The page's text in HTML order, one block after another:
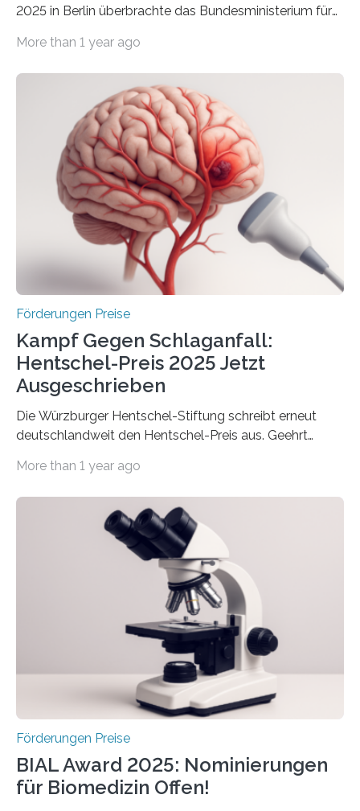
2025 in Berlin überbrachte das Bundesministerium für
Überplanmäßige Verpflichtungsermächtigungen in
Woche vom Haushaltsausschuss freigegeben – unter
anderem zur Unterstützung der
Industrieforschungsprogramme Industrielle
Gemeinschaftsforschung (IGF), Zentrales
Innovationsprogramm Mittelstand (ZIM) und
Innovationskompetenz INNO-KOM. Auf dem
Innovationstag Mittelstand 2025 am 5. Juni 2025 in
Berlin überbrachte das Bundesministerium für
Wirtschaft und Energie eine gute Nachricht:
Überplanmäßige Verpflichtungsermächtigungen in
More than 1 year ago
Förderungen Preise
Kampf Gegen Schlaganfall:
Hentschel-Preis 2025 Jetzt
Ausgeschrieben
Die Würzburger Hentschel-Stiftung schreibt erneut
deutschlandweit den Hentschel-Preis aus. Geehrt
hochrangige wissenschaftliche Publikation zum Thema
Schlaganfall“ mit Sitz in Würzburg fördert die
Schlaganfallforschung, um die Behandlung der
Betroffenen zu verbessern. Dazu schreibt sie auch in
diesem Jahr wieder deutschlandweit den Hentschel-
Preis aus. Er richtet sich gezielt an jüngere
Forscherinnen und Forscher unter 40 Jahren. Geehrt
werden soll eine herausragende Doktorarbeit oder eine
hochrangige wissenschaftliche Publikation zum Thema
More than 1 year ago
Förderungen Preise
BIAL Award 2025: Nominierungen
für Biomedizin Offen!